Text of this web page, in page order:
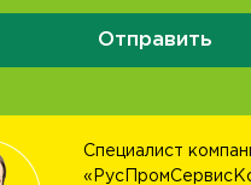
Отправить
Специалист